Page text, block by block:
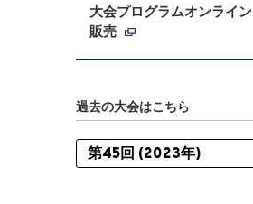
大会プログラムオンライン
販売
過去の大会はこちら